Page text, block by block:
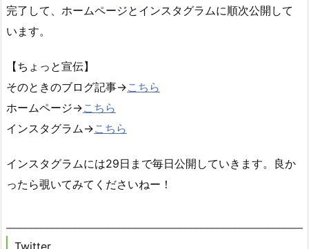
完了して、ホームページとインスタグラムに順次公開して
います。
【ちょっと宣伝】
そのときのブログ記事→こちら
ホームページ→こちら
インスタグラム→こちら
インスタグラムには29日まで毎日公開していきます。良か
ったら覗いてみてくださいねー！
Twitter